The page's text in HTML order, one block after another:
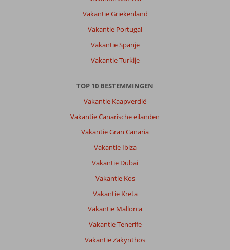
Vakantie Griekenland
Vakantie Portugal
Vakantie Spanje
Vakantie Turkije
TOP 10 BESTEMMINGEN
Vakantie Kaapverdië
Vakantie Canarische eilanden
Vakantie Gran Canaria
Vakantie Ibiza
Vakantie Dubai
Vakantie Kos
Vakantie Kreta
Vakantie Mallorca
Vakantie Tenerife
Vakantie Zakynthos